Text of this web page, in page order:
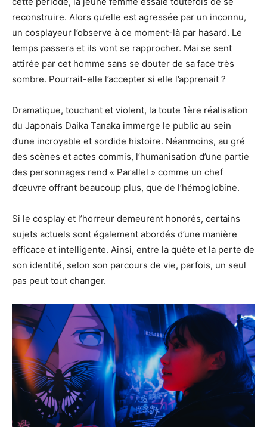
reconstruire. Alors qu’elle est agressée par un inconnu,
un cosplayeur l’observe à ce moment-là par hasard. Le
temps passera et ils vont se rapprocher. Mai se sent
attirée par cet homme sans se douter de sa face très
sombre. Pourrait-elle l’accepter si elle l’apprenait ?
Dramatique, touchant et violent, la toute 1ère réalisation
du Japonais Daika Tanaka immerge le public au sein
d’une incroyable et sordide histoire. Néanmoins, au gré
des scènes et actes commis, l’humanisation d’une partie
des personnages rend « Parallel » comme un chef
d’œuvre offrant beaucoup plus, que de l’hémoglobine.
Si le cosplay et l’horreur demeurent honorés, certains
sujets actuels sont également abordés d’une manière
efficace et intelligente. Ainsi, entre la quête et la perte de
son identité, selon son parcours de vie, parfois, un seul
pas peut tout changer.